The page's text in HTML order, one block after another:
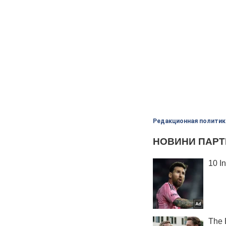
Редакционная